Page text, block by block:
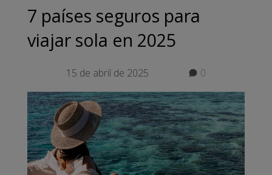
7 países seguros para
viajar sola en 2025
15 de abril de 2025 0